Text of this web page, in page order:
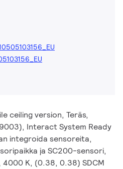
ceiling version, Teräs,
Interact System Ready
integroida sensoreita,
ja SC200-sensori,
4000 K, (0.38, 0.38) SDCM